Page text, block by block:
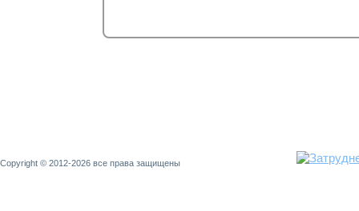
Copyright © 2012-2026 все права защищены